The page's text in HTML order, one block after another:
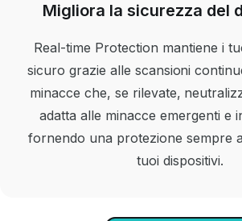
Migliora la sicurezza del
Real-time Protection mantiene i
sicuro grazie alle scansioni
minacce che, se rilevate,
adatta alle minacce emergenti e
fornendo una protezione sempre
tuoi dispositivi.